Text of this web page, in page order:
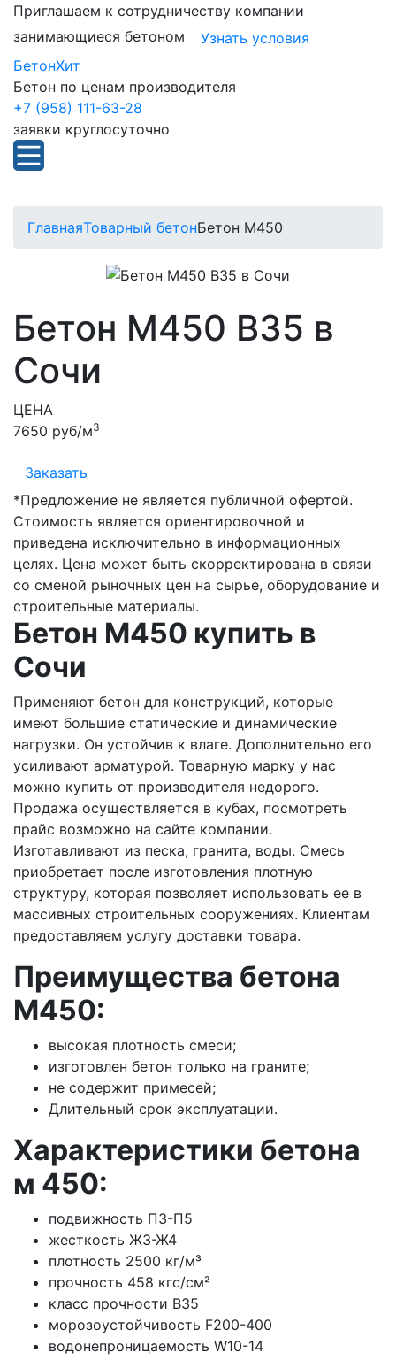
Приглашаем к сотрудничеству компании
занимающиеся бетоном
Узнать условия
БетонХит
Бетон по ценам производителя
+7 (958) 111-63-28
заявки круглосуточно
ГлавнаяТоварный бетонБетон М450
Бетон М450 В35 в
Сочи
ЦЕНА
7650 руб/м3
Заказать
*Предложение не является публичной офертой.
Стоимость является ориентировочной и
приведена исключительно в информационных
целях. Цена может быть скорректирована в связи
со сменой рыночных цен на сырье, оборудование и
строительные материалы.
Бетон М450 купить в
Сочи
Применяют бетон для конструкций, которые
имеют большие статические и динамические
нагрузки. Он устойчив к влаге. Дополнительно его
усиливают арматурой. Товарную марку у нас
можно купить от производителя недорого.
Продажа осуществляется в кубах, посмотреть
прайс возможно на сайте компании.
Изготавливают из песка, гранита, воды. Смесь
приобретает после изготовления плотную
структуру, которая позволяет использовать ее в
массивных строительных сооружениях. Клиентам
предоставляем услугу доставки товара.
Преимущества бетона
M450:
высокая плотность смеси;
изготовлен бетон только на граните;
не содержит примесей;
Длительный срок эксплуатации.
Характеристики бетона
м 450:
подвижность П3-П5
жесткость Ж3-Ж4
плотность 2500 кг/м³
прочность 458 кгс/см²
класс прочности В35
морозоустойчивость F200-400
водонепроницаемость W10-14